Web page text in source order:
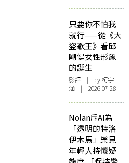
只要你不怕我
就行——從《大
盜歌王》看邱
剛健女性形象
的誕生
影評 | by 柯宇
涵 | 2026-07-28
Nolan斥AI為
「透明的特洛
伊木馬」樂見
年輕人持懷疑